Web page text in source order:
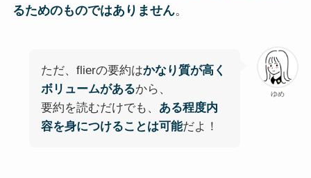
るためのものではありません。
ゆめ
ただ、flierの要約はかなり質が高く
ボリュームがあるから、
要約を読むだけでも、 ある程度内
容を身につけることは可能だよ！